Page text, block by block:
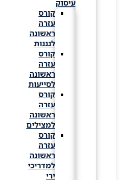
עיסוק
קורס
עזרה
ראשונה
לגננות
קורס
עזרה
ראשונה
לסייעות
קורס
עזרה
ראשונה
למצילים
קורס
עזרה
ראשונה
למדריכי